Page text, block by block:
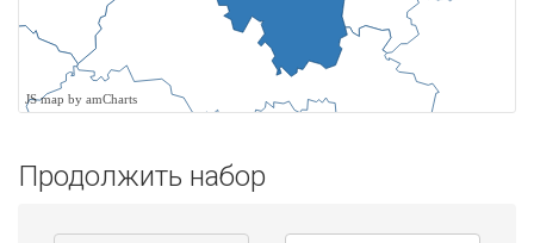
JS map by amCharts
Продолжить набор